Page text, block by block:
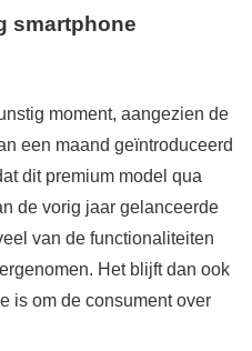
smartphone
moment, aangezien de
een maand geïntroduceerd
dit premium model qua
de vorig jaar gelanceerde
van de functionaliteiten
Het blijft dan ook
is om de consument over